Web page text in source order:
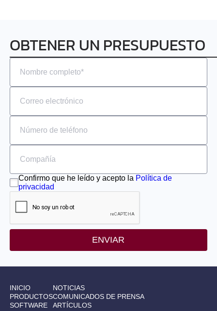
OBTENER UN PRESUPUESTO
Confirmo que he leído y acepto la Política de
privacidad
ENVIAR
INICIO
PRODUCTOS
SOFTWARE
NOTICIAS
COMUNICADOS DE PRENSA
ARTÍCULOS